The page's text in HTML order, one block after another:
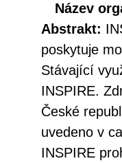
Název
Abstrakt:
poskytuje
Stávající
INSPIRE.
České
uvedeno v
INSPIRE